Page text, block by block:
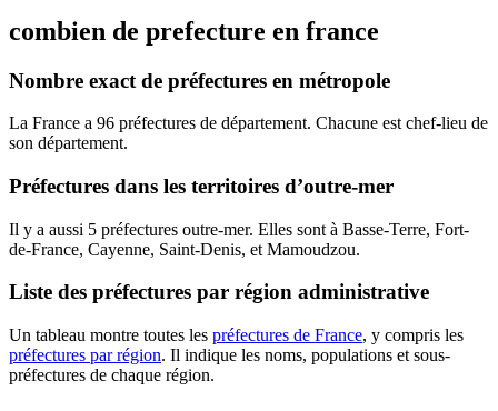
combien de prefecture en france
Nombre exact de préfectures en métropole
La France a 96 préfectures de département. Chacune est chef-lieu de
son département.
Préfectures dans les territoires d’outre-mer
Il y a aussi 5 préfectures outre-mer. Elles sont à Basse-Terre, Fort-
de-France, Cayenne, Saint-Denis, et Mamoudzou.
Liste des préfectures par région administrative
Un tableau montre toutes les préfectures de France, y compris les
préfectures par région. Il indique les noms, populations et sous-
préfectures de chaque région.